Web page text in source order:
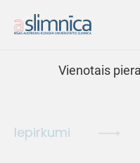
Vienotais
Iepirkumi